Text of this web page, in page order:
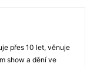
přes 10 let, věnuje
show a dění ve